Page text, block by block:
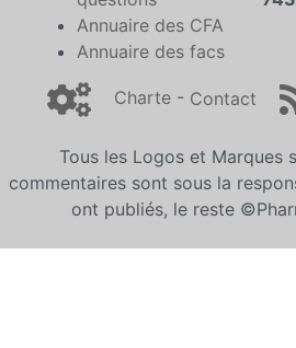
Annuaire des CFA
Annuaire des facs
Charte - Contact
Tous les Logos et Marques
commentaires sont sous la
ont publiés, le reste